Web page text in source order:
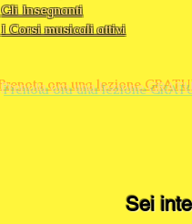
Gli Insegnanti
I Corsi musicali attivi
Prenota ora una lezione
Sei